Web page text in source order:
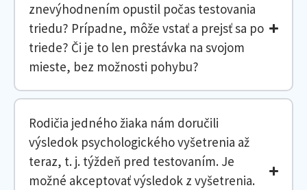
znevýhodnením opustil počas testovania
triedu? Prípadne, môže vstať a prejsť sa po
triede? Či je to len prestávka na svojom
mieste, bez možnosti pohybu?
Rodičia jedného žiaka nám doručili
výsledok psychologického vyšetrenia až
teraz, t. j. týždeň pred testovaním. Je
možné akceptovať výsledok z vyšetrenia.